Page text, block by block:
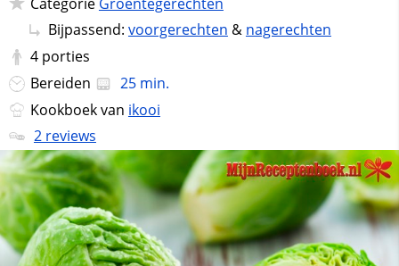
Bijpassend: voorgerechten & nagerechten
4 porties
Bereiden
25 min.
Kookboek van ikooi
2 reviews